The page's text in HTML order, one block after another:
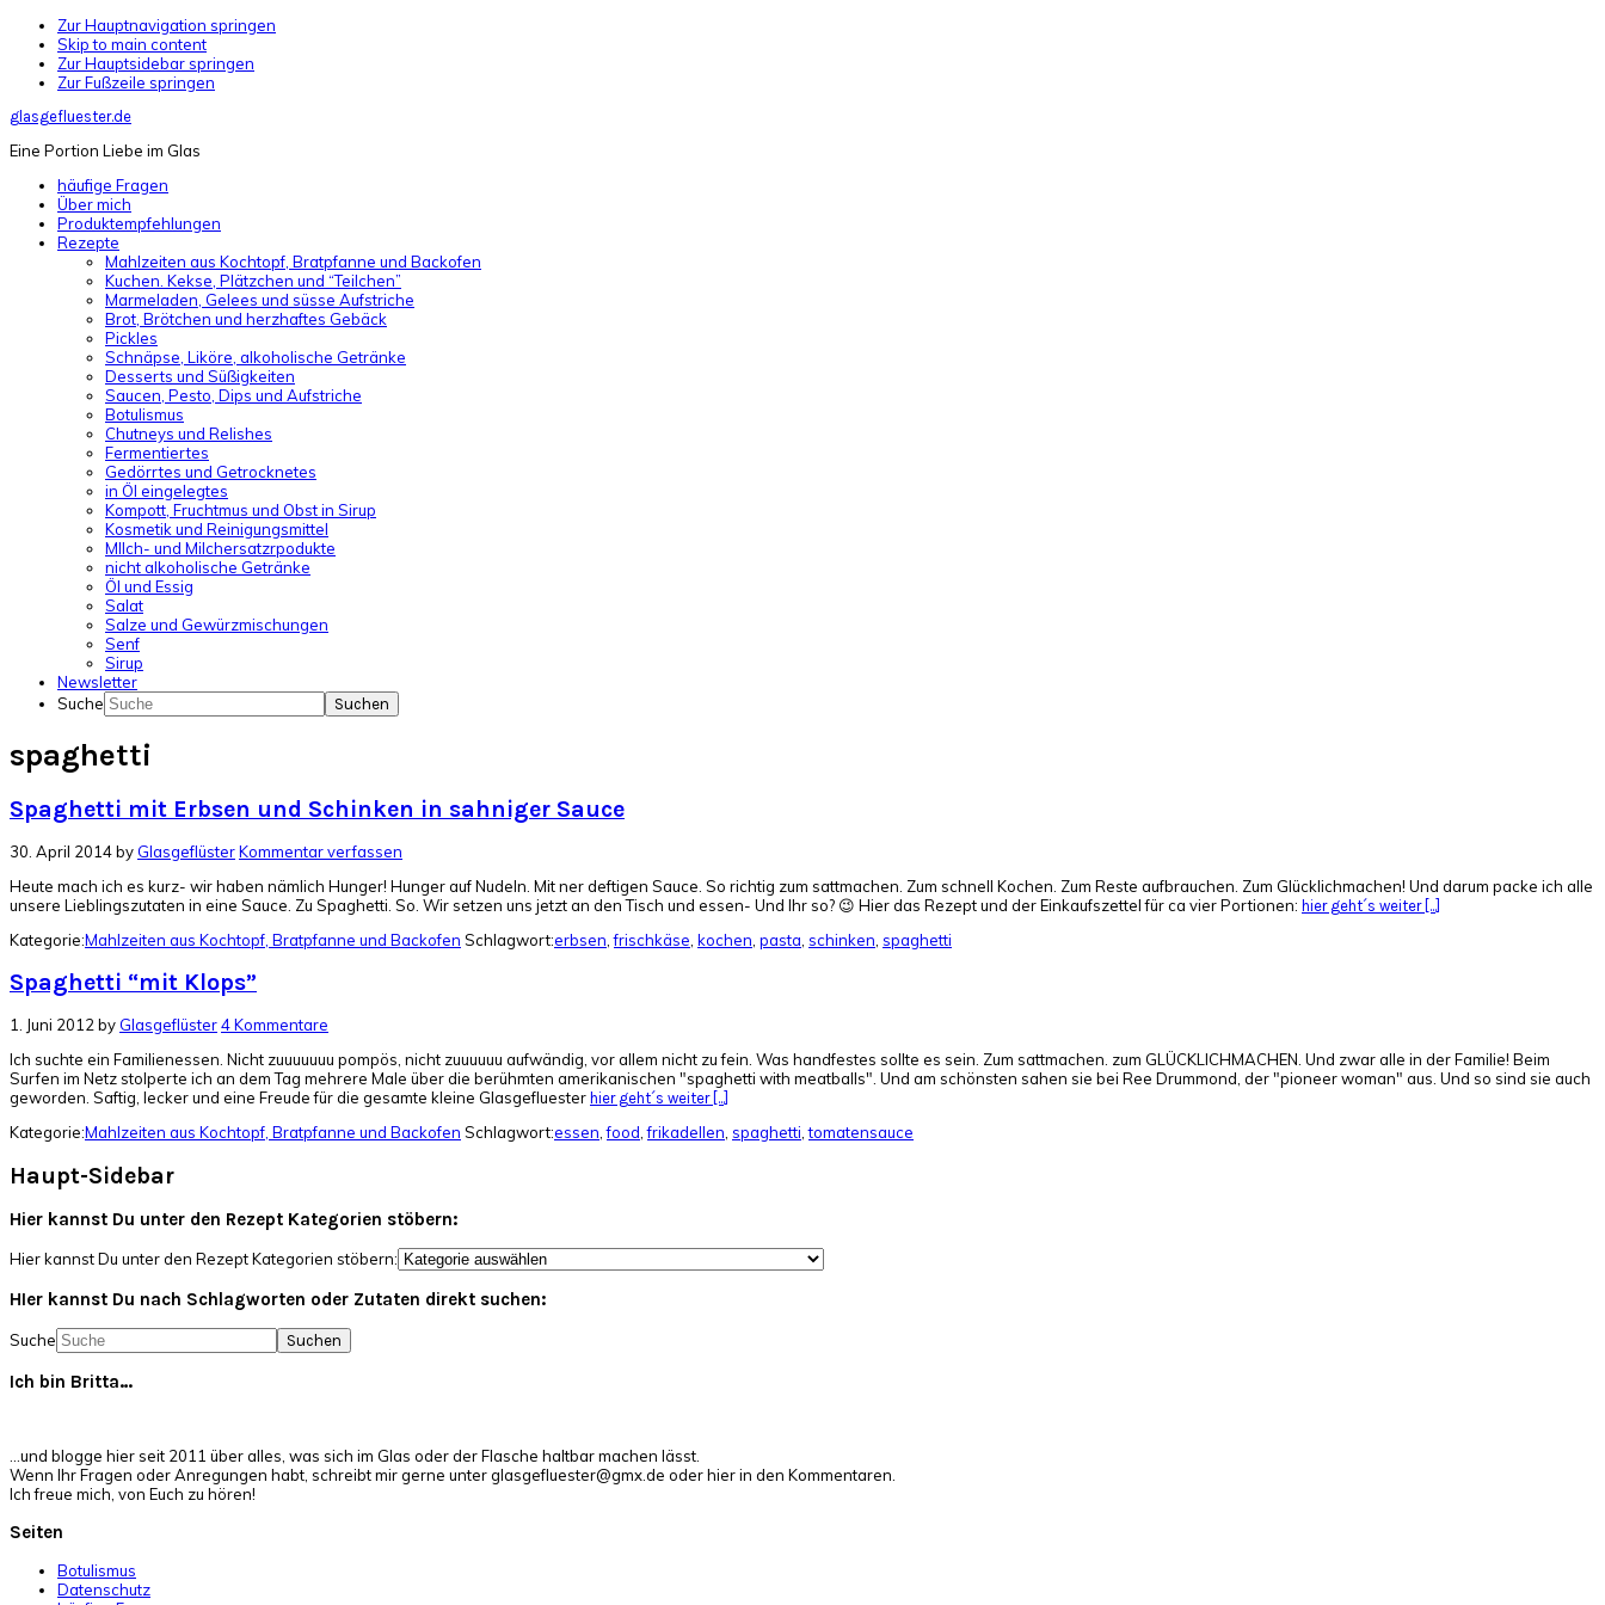
Zur Hauptnavigation springen
Skip to main content
Zur Hauptsidebar springen
Zur Fußzeile springen
glasgefluester.de
Eine Portion Liebe im Glas
häufige Fragen
Über mich
Produktempfehlungen
Rezepte
Mahlzeiten aus Kochtopf, Bratpfanne und Backofen
Kuchen. Kekse, Plätzchen und “Teilchen”
Marmeladen, Gelees und süsse Aufstriche
Brot, Brötchen und herzhaftes Gebäck
Pickles
Schnäpse, Liköre, alkoholische Getränke
Desserts und Süßigkeiten
Saucen, Pesto, Dips und Aufstriche
Botulismus
Chutneys und Relishes
Fermentiertes
Gedörrtes und Getrocknetes
in Öl eingelegtes
Kompott, Fruchtmus und Obst in Sirup
Kosmetik und Reinigungsmittel
MIlch- und Milchersatzrpodukte
nicht alkoholische Getränke
Öl und Essig
Salat
Salze und Gewürzmischungen
Senf
Sirup
Newsletter
Suche
spaghetti
Spaghetti mit Erbsen und Schinken in sahniger Sauce
30. April 2014by GlasgeflüsterKommentar verfassen
Heute mach ich es kurz- wir haben nämlich Hunger! Hunger auf Nudeln. Mit ner deftigen Sauce. So richtig zum sattmachen. Zum schnell Kochen. Zum Reste aufbrauchen. Zum Glücklichmachen! Und darum packe ich alle
unsere Lieblingszutaten in eine Sauce. Zu Spaghetti. So. Wir setzen uns jetzt an den Tisch und essen- Und Ihr so? 😉 Hier das Rezept und der Einkaufszettel für ca vier Portionen: hier geht´s weiter [...]
Kategorie:Mahlzeiten aus Kochtopf, Bratpfanne und Backofen Schlagwort:erbsen ,frischkäse kochen pasta schinken spaghetti
Spaghetti “mit Klops”
1. Juni 2012by Glasgeflüster4 Kommentare
Ich suchte ein Familienessen. Nicht zuuuuuuu pompös, nicht zuuuuuu aufwändig, vor allem nicht zu fein. Was handfestes sollte es sein. Zum sattmachen. zum GLÜCKLICHMACHEN. Und zwar alle in der Familie! Beim
Surfen im Netz stolperte ich an dem Tag mehrere Male über die berühmten amerikanischen "spaghetti with meatballs". Und am schönsten sahen sie bei Ree Drummond, der "pioneer woman" aus. Und so sind sie auch
geworden. Saftig, lecker und eine Freude für die gesamte kleine Glasgefluester hier geht´s weiter [...]
Kategorie:Mahlzeiten aus Kochtopf, Bratpfanne und Backofen Schlagwort:essen,food,frikadellen, spaghetti,tomatensauce
Haupt-Sidebar
Hier kannst Du unter den Rezept Kategorien stöbern:
Hier kannst Du unter den Rezept Kategorien stöbern:
HIer kannst Du nach Schlagworten oder Zutaten direkt suchen:
Suche
Ich bin Britta…
…und blogge hier seit 2011 über alles, was sich im Glas oder der Flasche haltbar machen lässt.
Wenn Ihr Fragen oder Anregungen habt, schreibt mir gerne unter glasgefluester@gmx.de oder hier in den Kommentaren.
Ich freue mich, von Euch zu hören!
Seiten
Botulismus
Datenschutz